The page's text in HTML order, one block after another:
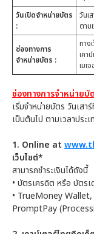
วันเปิดจำหน่ายบัตร
:
วันเ
ตาม
ช่องทางการ
จำหน่ายบัตร :
ทาง
เคา
เมเ
ช่องทางการจำหน่ายบัต
เริ่มจำหน่ายบัตร วันเส
เป็นต้นไป ตามเวลาปร
1. Online at
เว็บไซต์*
สามารถชำระเงินได้ดังนี้
• บัตรเครดิต หรือ บัตร
• TrueMoney
PromptPay